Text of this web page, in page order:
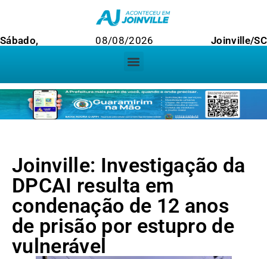
Sábado, 08/08/2026 Joinville/SC
Joinville: Investigação da
DPCAI resulta em
condenação de 12 anos
de prisão por estupro de
vulnerável